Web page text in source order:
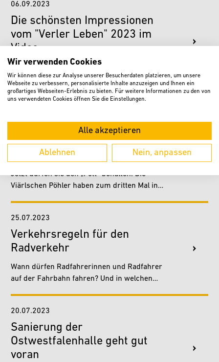
06.09.2023
Die schönsten Impressionen
vom "Verler Leben" 2023 im
Video
Vielen Dank an alle Besucherinnen und
Besucher sowie alle Beteiligten für ein tolles
"Verler Leben" 2023! Die schönsten
Impressionen lassen wir im…
Hobby-Fußball: Viärlsche Pöhler
gewinnen die
Stadtmeisterschaft
Jetzt dürfen sie den „Pott“ behalten: Die
Viärlschen Pöhler haben zum dritten Mal in
25.07.2023
Verkehrsregeln für den
Radverkehr
Wann dürfen Radfahrerinnen und Radfahrer
auf der Fahrbahn fahren? Und in welchen
20.07.2023
Sanierung der
Ostwestfalenhalle geht gut
voran
Wir verwenden Cookies
Wir können diese zur Analyse unserer Besucherdaten platzieren, um unsere
Webseite zu verbessern, personalisierte Inhalte anzuzeigen und Ihnen ein
großartiges Webseiten-Erlebnis zu bieten. Für weitere Informationen zu den von
uns verwendeten Cookies öffnen Sie die Einstellungen.
Alle akzeptieren
Ablehnen Nein, anpassen